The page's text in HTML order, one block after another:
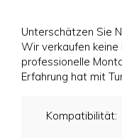
Unterschätzen Sie
Wir verkaufen
professionelle
Erfahrung hat mit
Kompatibilität: